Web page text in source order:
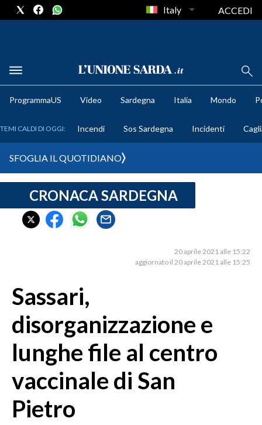
METEO
CRONACA SARDEGNA
CAGLIARI
SASSARI E PROVINCIA
GALLURA
NUORO E PROVINCIA
OGLIASTRA
CRONACA
ITALIA
Italy ACCEDI
ProgrammaUS Video Sardegna Italia Mondo
TEMI CALDI DI OGGI: Incendi Sos Sardegna Incidenti
SFOGLIA IL QUOTIDIANO
CRONACA SARDEGNA
20 aprile 2021 alle 15:22
aggiornato il 20 aprile 2021 alle 15:25
Sassari,
disorganizzazione e
lunghe file al centro
vaccinale di San
Pietro